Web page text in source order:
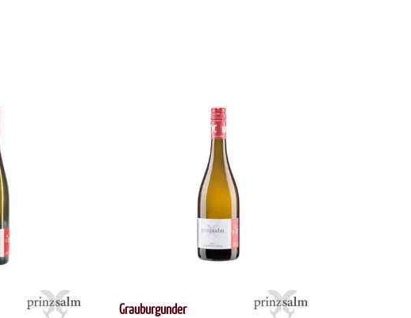
Grauburgunder